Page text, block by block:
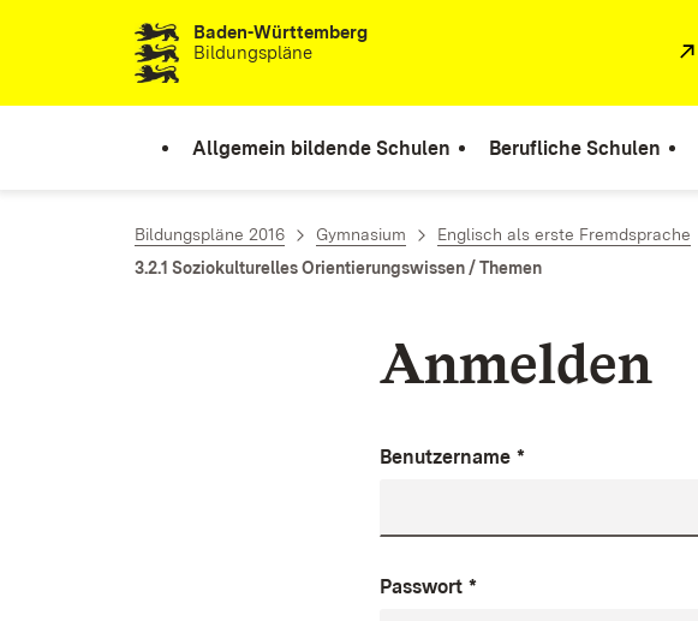
Zum Inhalt springenBaden-Württemberg
Bildungspläne
Allgemein bildende Schulen Berufliche Schulen
Bildungspläne 2016 Gymnasium Englisch als erste Fremdsprache
3.2.1 Soziokulturelles Orientierungswissen / Themen
Anmelden
Benutzername *
Passwort *